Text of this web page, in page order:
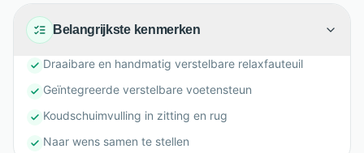
Belangrijkste kenmerken
Draaibare en handmatig verstelbare relaxfauteuil
Geïntegreerde verstelbare voetensteun
Koudschuimvulling in zitting en rug
Naar wens samen te stellen